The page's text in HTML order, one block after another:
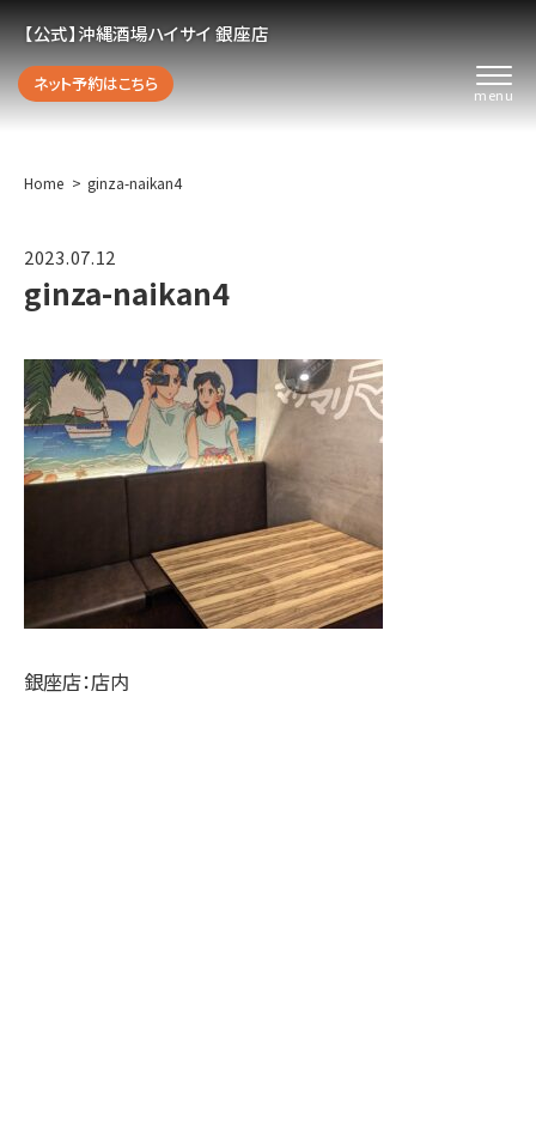
【公式】沖縄酒場ハイサイ 銀座店
ネット予約はこちら
Home ginza-naikan4
2023.07.12
ginza-naikan4
銀座店：店内